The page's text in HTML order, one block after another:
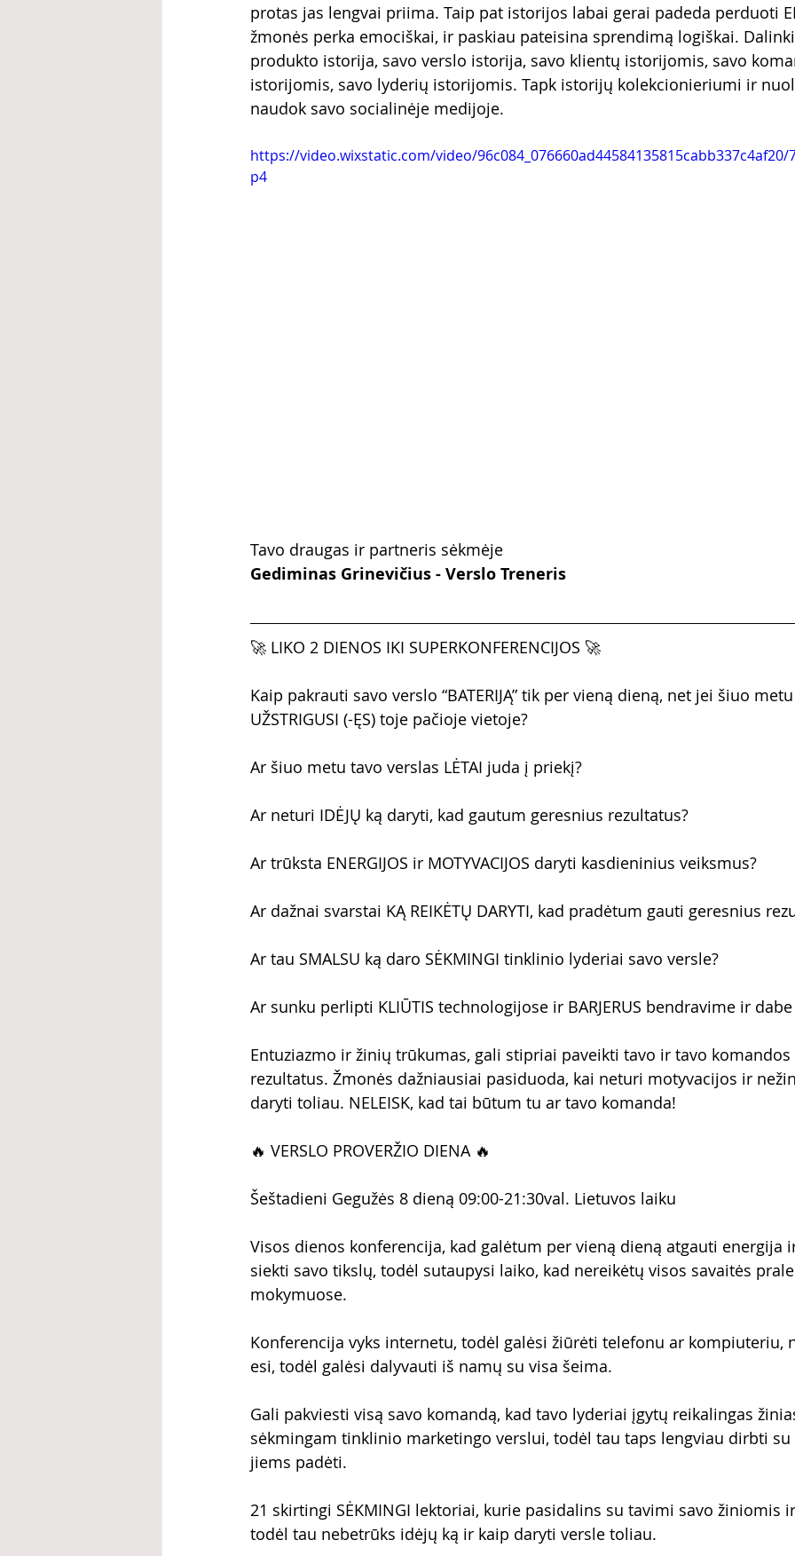
protas jas lengvai priima. Taip pat istorijos labai gerai padeda perduoti
žmonės perka emociškai, ir paskiau pateisina sprendimą logiškai.
produkto istorija, savo verslo istorija, savo klientų istorijomis, savo
istorijomis, savo lyderių istorijomis. Tapk istorijų kolekcionieriumi ir
naudok savo socialinėje medijoje.
https://video.wixstatic.com/video/
p4
Tavo draugas ir partneris sėkmėje
Gediminas Grinevičius - Verslo Treneris
🚀 LIKO 2 DIENOS IKI SUPERKONFERENCIJOS 🚀
Kaip pakrauti savo verslo “BATERIJĄ” tik per vieną dieną, net jei šiuo
UŽSTRIGUSI (-ĘS) toje pačioje vietoje?
Ar šiuo metu tavo verslas LĖTAI juda į priekį?
Ar neturi IDĖJŲ ką daryti, kad gautum geresnius rezultatus?
Ar trūksta ENERGIJOS ir MOTYVACIJOS daryti kasdieninius veiksmus?
Ar dažnai svarstai KĄ REIKĖTŲ DARYTI, kad pradėtum gauti geresnius
Ar tau SMALSU ką daro SĖKMINGI tinklinio lyderiai savo versle?
Ar sunku perlipti KLIŪTIS technologijose ir BARJERUS bendravime ir
Entuziazmo ir žinių trūkumas, gali stipriai paveikti tavo ir tavo
rezultatus. Žmonės dažniausiai pasiduoda, kai neturi motyvacijos ir
daryti toliau. NELEISK, kad tai būtum tu ar tavo komanda!
🔥 VERSLO PROVERŽIO DIENA 🔥
Šeštadieni Gegužės 8 dieną 09:00-21:30val. Lietuvos laiku
Visos dienos konferencija, kad galėtum per vieną dieną atgauti energija
siekti savo tikslų, todėl sutaupysi laiko, kad nereikėtų visos savaitės
mokymuose.
Konferencija vyks internetu, todėl galėsi žiūrėti telefonu ar kompiuteriu,
esi, todėl galėsi dalyvauti iš namų su visa šeima.
Gali pakviesti visą savo komandą, kad tavo lyderiai įgytų reikalingas
sėkmingam tinklinio marketingo verslui, todėl tau taps lengviau dirbti
jiems padėti.
21 skirtingi SĖKMINGI lektoriai, kurie pasidalins su tavimi savo žiniomis
todėl tau nebetrūks idėjų ką ir kaip daryti versle toliau.